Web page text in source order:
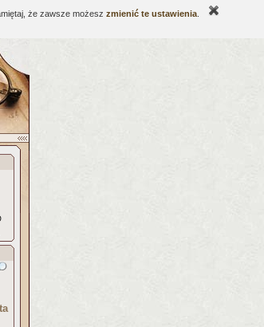
że zawsze możesz zmienić te ustawienia